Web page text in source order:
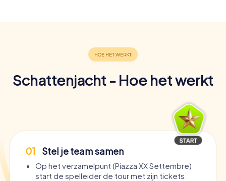
Schattenjacht - Hoe het werkt
01 Stel je team samen
Op het verzamelpunt (Piazza XX Settembre)
start de spelleider de tour met zijn tickets.